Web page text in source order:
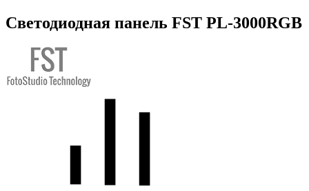
Светодиодная панель FST PL-3000RGB